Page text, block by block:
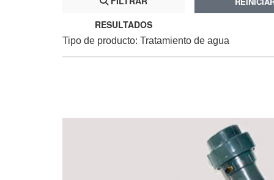
RESULTADOS
Tipo de producto: Tratamiento de agua